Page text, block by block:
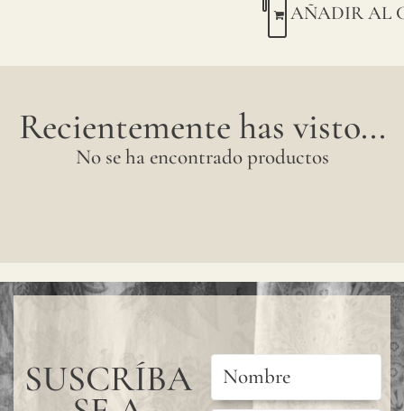
AÑADIR AL
Recientemente has visto...
No se ha encontrado productos
SUSCRÍBA